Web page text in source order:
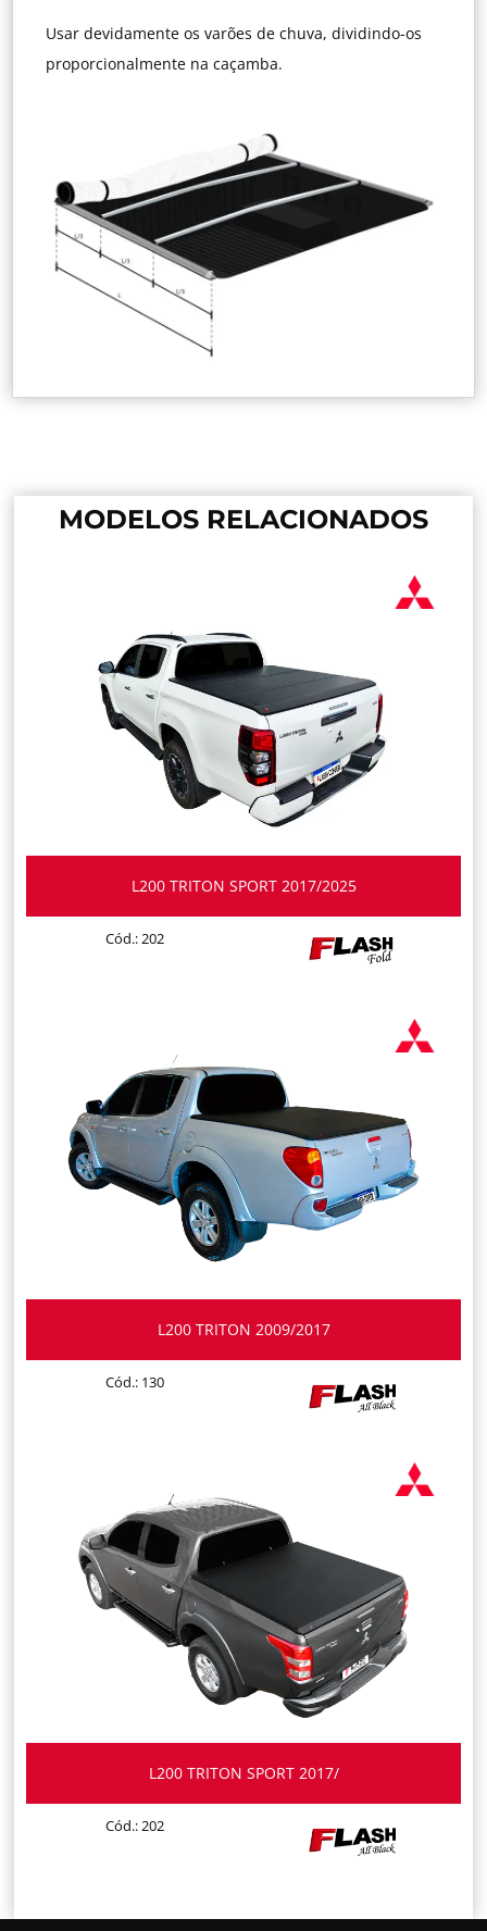
Usar devidamente os varões de chuva, dividindo-os
proporcionalmente na caçamba.
MODELOS RELACIONADOS
L200 TRITON SPORT 2017/2025
Cód.: 202
L200 TRITON 2009/2017
Cód.: 130
L200 TRITON SPORT 2017/
Cód.: 202